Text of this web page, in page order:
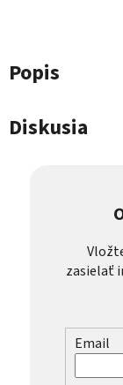
Popis
Diskusia
zasielať
Email